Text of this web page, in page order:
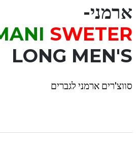
ארמני-
SWETER
LONG MEN'S
סווצ'רים ארמני לגברים